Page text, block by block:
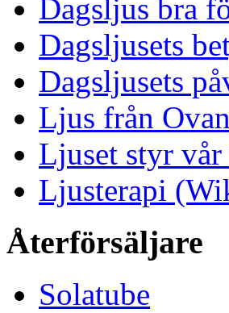
Dagsljus bra
Dagsljusets
Dagsljusets
Ljus från Ovan
Ljuset styr
Ljusterapi
Återförsäljare
Solatube